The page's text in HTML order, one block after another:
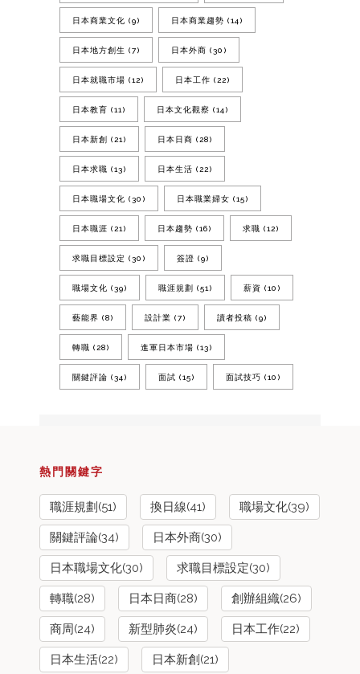
日本商業文化 (9) 日本商業趨勢 (14)
日本地方創生 (7) 日本外商 (30)
日本就職市場 (12) 日本工作 (22)
日本教育 (11) 日本文化觀察 (14)
日本新創 (21) 日本日商 (28)
日本求職 (13) 日本生活 (22)
日本職場文化 (30) 日本職業婦女 (15)
日本職涯 (21) 日本趨勢 (16) 求職 (12)
求職目標設定 (30) 簽證 (9)
職場文化 (39) 職涯規劃 (51) 薪資 (10)
藝能界 (8) 設計業 (7) 讀者投稿 (9)
轉職 (28) 進軍日本市場 (13)
關鍵評論 (34) 面試 (15) 面試技巧 (10)
熱門關鍵字
職涯規劃(51) 換日線(41) 職場文化(39)
關鍵評論(34) 日本外商(30)
日本職場文化(30) 求職目標設定(30)
轉職(28) 日本日商(28) 創辦組織(26)
商周(24) 新型肺炎(24) 日本工作(22)
日本生活(22) 日本新創(21)